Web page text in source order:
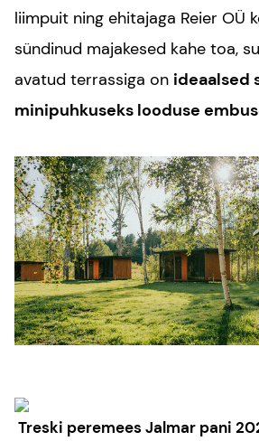
liimpuit ning ehitajaga Reier OÜ
sündinud majakesed kahe toa,
avatud terrassiga on ideaalsed
minipuhkuseks looduse
Treski peremees Jalmar pani